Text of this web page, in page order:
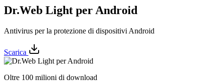
Dr.Web Light per Android
Antivirus per la protezione di dispositivi Android
Scarica
Oltre 100 milioni di download